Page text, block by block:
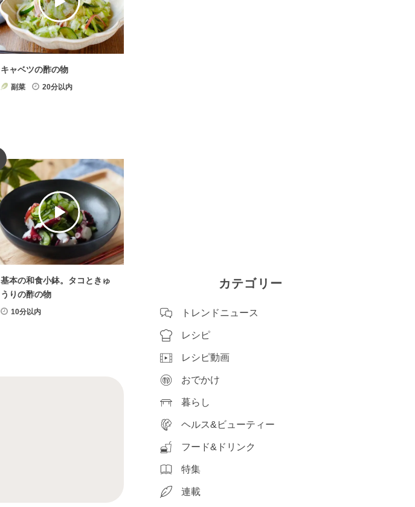
キャベツの酢の物
副菜 20分以内
基本の和食小鉢。タコときゅ
うりの酢の物
10分以内
カテゴリー
トレンドニュース
レシピ
レシピ動画
おでかけ
暮らし
ヘルス&ビューティー
フード&ドリンク
特集
連載